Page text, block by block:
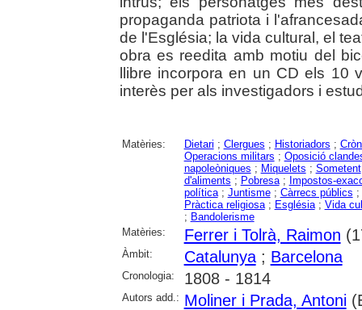
propaganda patriota i
de l'Església; la vida cultural, el
obra es reedita amb motiu del
llibre incorpora en un CD els 10
interès per als investigadors i
Matèries: Dietari ; Clergues ; Historiadors ;
Operacions militars ; Oposició
napoleòniques ; Miquelets ; Sometent
d'aliments ; Pobresa; Impostos-
política; Juntisme; Càrrecs públics ;
Pràctica religiosa; Església; Vida
; Bandolerisme
Matèries:
Ferrer i Tolrà, Raimon
Àmbit: Catalunya; Barcelona
Cronologia: 1808 - 1814
Autors add.: Moliner i Prada, Antoni